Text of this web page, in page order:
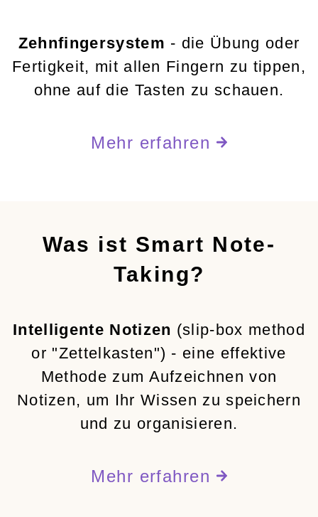
Zehnfingersystem - die Übung oder
Fertigkeit, mit allen Fingern zu tippen,
ohne auf die Tasten zu schauen.
Mehr erfahren
Was ist Smart Note-
Taking?
Intelligente Notizen (slip-box method
or "Zettelkasten") - eine effektive
Methode zum Aufzeichnen von
Notizen, um Ihr Wissen zu speichern
und zu organisieren.
Mehr erfahren